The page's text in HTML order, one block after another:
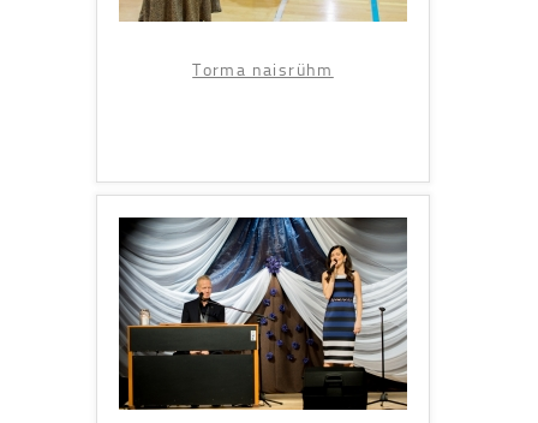
Torma naisrühm